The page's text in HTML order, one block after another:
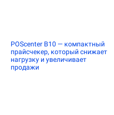
POScenter B10 — компактный
прайсчекер, который снижает
нагрузку и увеличивает
продажи